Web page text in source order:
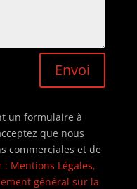
Envoi
un formulaire à
que nous
commerciales et de
Mentions Légales,
général sur la